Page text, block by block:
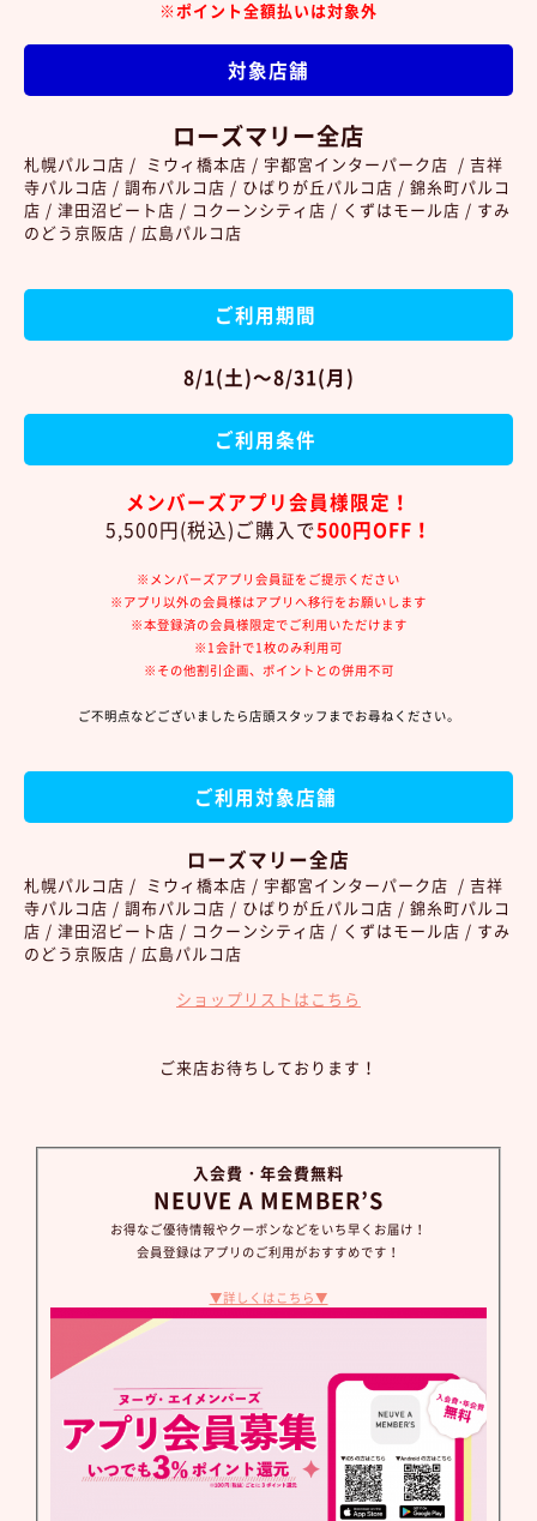
※ポイント全額払いは対象外
対象店舗
ローズマリー全店
札幌パルコ店 / ミウィ橋本店 / 宇都宮インターパーク店 / 吉祥
寺パルコ店 / 調布パルコ店 / ひばりが丘パルコ店 / 錦糸町パルコ
店 / 津田沼ビート店 / コクーンシティ店 / くずはモール店 / すみ
のどう京阪店 / 広島パルコ店
ご利用期間
8/1(土)～8/31(月)
ご利用条件
メンバーズアプリ会員様限定！
5,500円(税込)ご購入で500円OFF！
※メンバーズアプリ会員証をご提示ください
※アプリ以外の会員様はアプリへ移行をお願いします
※本登録済の会員様限定でご利用いただけます
※1会計で1枚のみ利用可
※その他割引企画、ポイントとの併用不可
ご不明点などございましたら店頭スタッフまでお尋ねください。
ご利用対象店舗
ローズマリー全店
札幌パルコ店 / ミウィ橋本店 / 宇都宮インターパーク店 / 吉祥
寺パルコ店 / 調布パルコ店 / ひばりが丘パルコ店 / 錦糸町パルコ
店 / 津田沼ビート店 / コクーンシティ店 / くずはモール店 / すみ
のどう京阪店 / 広島パルコ店
ショップリストはこちら
ご来店お待ちしております！
入会費・年会費無料
NEUVE A MEMBER’S
お得なご優待情報やクーポンなどをいち早くお届け！
会員登録はアプリのご利用がおすすめです！
▼詳しくはこちら▼